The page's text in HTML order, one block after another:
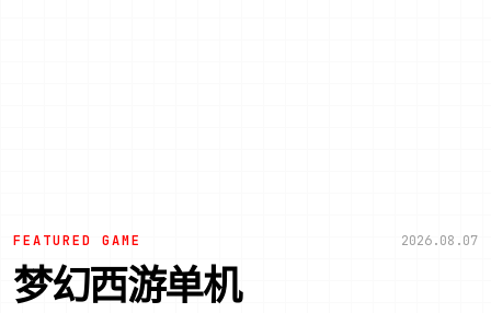
FEATURED GAME 2026.08.07
梦幻西游单机